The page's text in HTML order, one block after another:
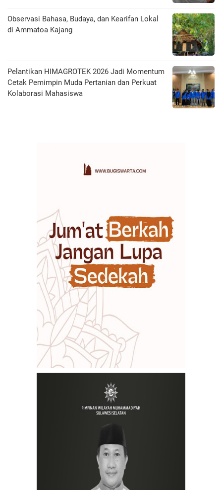
Observasi Bahasa, Budaya, dan Kearifan Lokal
di Ammatoa Kajang
Pelantikan HIMAGROTEK 2026 Jadi Momentum
Cetak Pemimpin Muda Pertanian dan Perkuat
Kolaborasi Mahasiswa